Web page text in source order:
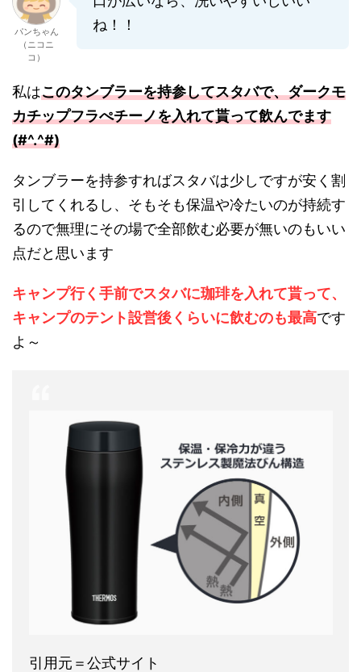
パンちゃん
（ニコニ
コ）
ね！！
私はこのタンブラーを持参してスタバで、ダークモ
カチップフラぺチーノを入れて貰って飲んでます
(#^.^#)
タンブラーを持参すればスタバは少しですが安く割
引してくれるし、そもそも保温や冷たいのが持続す
るので無理にその場で全部飲む必要が無いのもいい
点だと思います
キャンプ行く手前でスタバに珈琲を入れて貰って、
キャンプのテント設営後くらいに飲むのも最高です
よ～
引用元＝公式サイト